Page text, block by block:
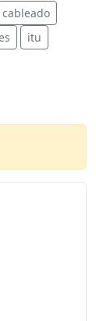
cableado
itu